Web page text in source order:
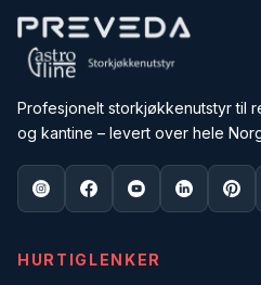
Profesjonelt storkjøkkenutstyr til
og kantine – levert over hele
HURTIGLENKER